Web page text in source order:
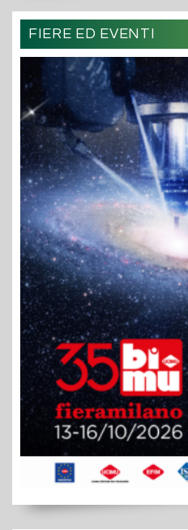
FIERE ED EVENTI